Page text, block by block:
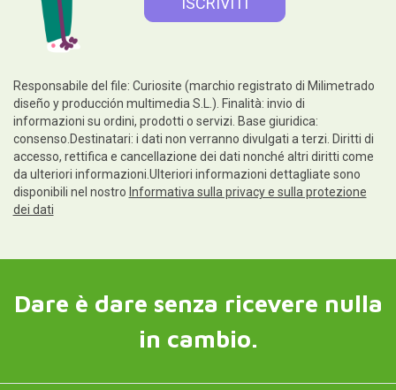
Responsabile del file: Curiosite (marchio registrato di Milimetrado
diseño y producción multimedia S.L.). Finalità: invio di
informazioni su ordini, prodotti o servizi. Base giuridica:
consenso.Destinatari: i dati non verranno divulgati a terzi. Diritti di
accesso, rettifica e cancellazione dei dati nonché altri diritti come
da ulteriori informazioni.Ulteriori informazioni dettagliate sono
disponibili nel nostro Informativa sulla privacy e sulla protezione
dei dati
Dare è dare senza ricevere nulla
in cambio.